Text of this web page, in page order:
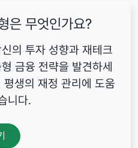
은 무엇인가요?
의 투자 성향과 재테크
금융 전략을 발견하세
생의 재정 관리에 도움
니다.